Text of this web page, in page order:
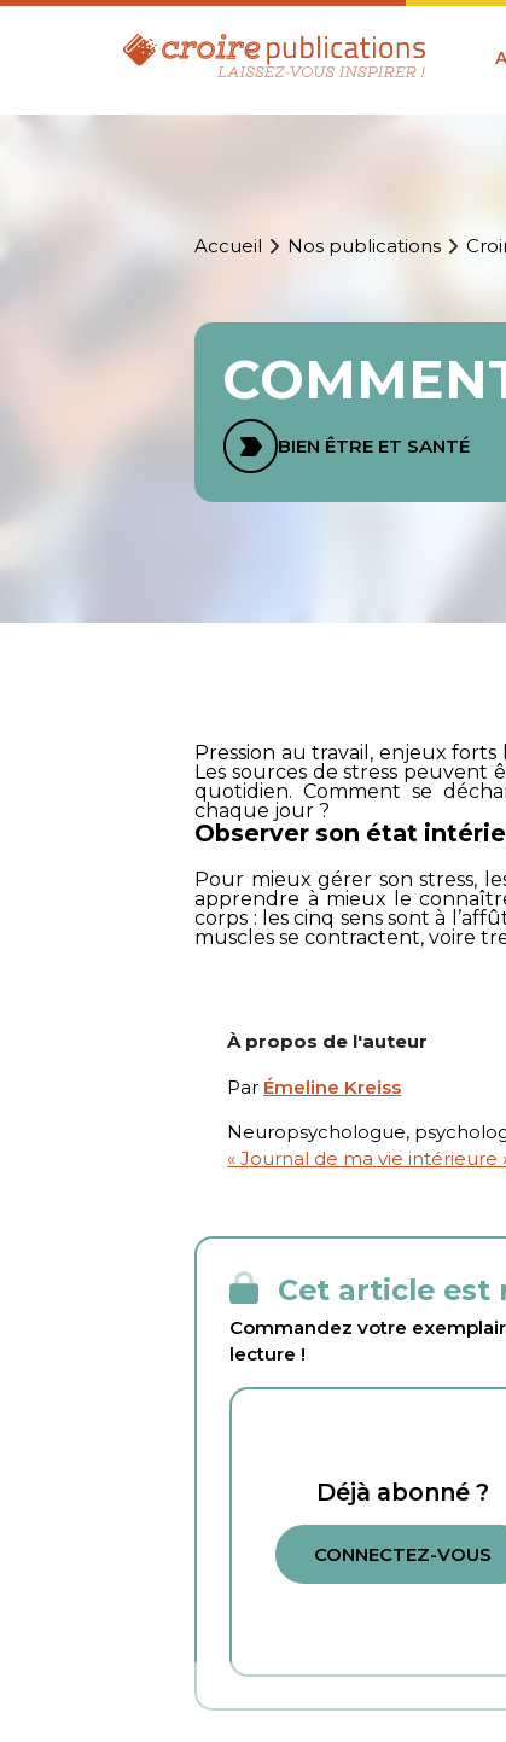
Accueil Nos publications
BIEN ÊTRE ET SANTÉ
Pression au travail, enjeux
Les sources de stress peuvent
quotidien. Comment se
chaque jour ?
Observer son état
Pour mieux gérer son stress,
apprendre à mieux le
corps : les cinq sens sont à
muscles se contractent, voire
À propos de l'auteur
Par Émeline Kreiss
Neuropsychologue,
« Journal de ma vie intérieure
Cet article est
Commandez votre
lecture !
Déjà abonné ?
CONNECTEZ-VOUS